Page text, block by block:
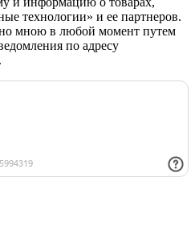
технологии» и ее партнеров.
мною в любой момент путем
по адресу